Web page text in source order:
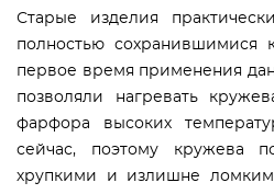
Старые изделия
полностью сохранившимися
первое время применения
позволяли нагревать
фарфора высоких
сейчас, поэтому кружева
хрупкими и излишне